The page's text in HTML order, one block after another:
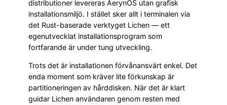
distributioner levereras AerynOS utan grafisk
installationsmiljö. I stället sker allt i terminalen via
det Rust-baserade verktyget Lichen — ett
egenutvecklat installationsprogram som
fortfarande är under tung utveckling.
Trots det är installationen förvånansvärt enkel. Det
enda moment som kräver lite förkunskap är
partitioneringen av hårddisken. När det är klart
guidar Lichen användaren genom resten med